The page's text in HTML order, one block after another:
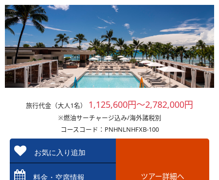
旅行代金（大人1名） 1,125,600円～2,782,000円
※燃油サーチャージ込み/海外諸税別
コースコード：PNHNLNHFXB-100
お気に入り追加
料金・空席情報 ツアー詳細へ